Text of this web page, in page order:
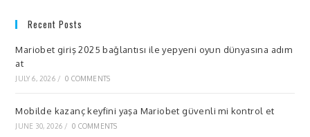
Recent Posts
Mariobet giriş 2025 bağlantısı ile yepyeni oyun dünyasına adım
at
JULY 6, 2026 / 0 COMMENTS
Mobilde kazanç keyfini yaşa Mariobet güvenli mi kontrol et
JUNE 30, 2026 / 0 COMMENTS